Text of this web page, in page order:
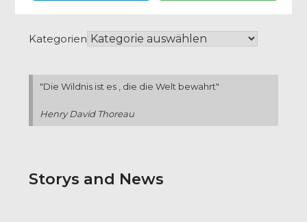
Kategorien
"Die Wildnis ist es , die die Welt bewahrt"
Henry David Thoreau
Storys and News